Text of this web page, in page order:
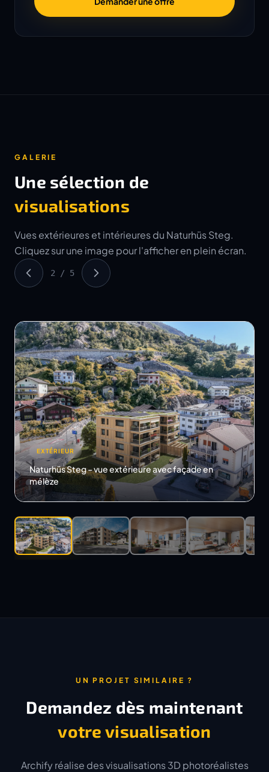
GALERIE
Une sélection de
visualisations
Vues extérieures et intérieures du Naturhüs Steg.
Cliquez sur une image pour l'afficher en plein écran.
2 / 5
EXTÉRIEUR
Naturhüs Steg – vue extérieure, deuxième
perspective
UN PROJET SIMILAIRE ?
Demandez dès maintenant
votre visualisation
Archify réalise des visualisations 3D photoréalistes